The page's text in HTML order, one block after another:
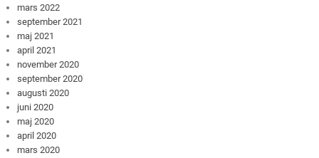
mars 2022
september 2021
maj 2021
april 2021
november 2020
september 2020
augusti 2020
juni 2020
maj 2020
april 2020
mars 2020